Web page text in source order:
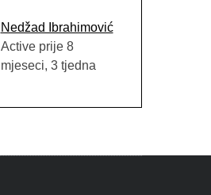
Nedžad Ibrahimović
Active prije 8
mjeseci, 3 tjedna